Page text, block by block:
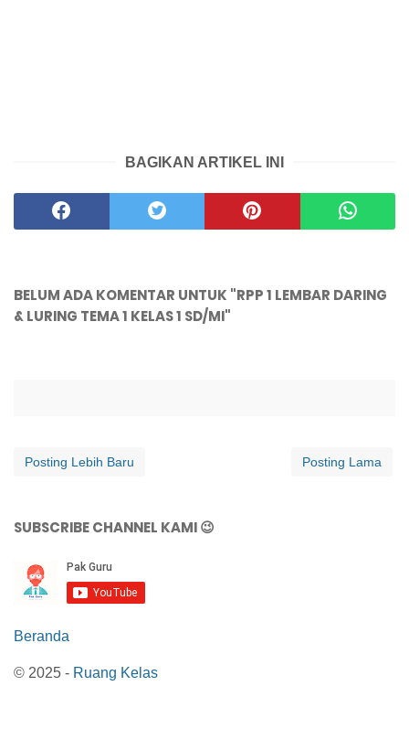
BAGIKAN ARTIKEL INI
BELUM ADA KOMENTAR UNTUK "RPP 1 LEMBAR DARING
& LURING TEMA 1 KELAS 1 SD/MI"
Posting Lebih Baru Posting Lama
SUBSCRIBE CHANNEL KAMI 😉
Beranda
© 2025 - Ruang Kelas